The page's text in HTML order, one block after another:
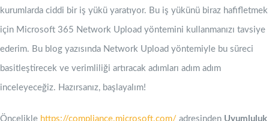
kurumlarda ciddi bir iş yükü yaratıyor. Bu iş yükünü biraz hafifletmek
için Microsoft 365 Network Upload yöntemini kullanmanızı tavsiye
ederim. Bu blog yazısında Network Upload yöntemiyle bu süreci
basitleştirecek ve verimliliği artıracak adımları adım adım
inceleyeceğiz. Hazırsanız, başlayalım!
Öncelikle https://compliance.microsoft.com/ adresinden Uyumluluk